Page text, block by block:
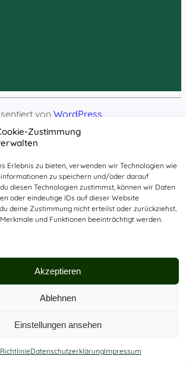
Zustimmung
Erlebnis zu bieten, verwenden wir Technologien wie
zu speichern und/oder darauf
diesen Technologien zustimmst, können wir Daten
oder eindeutige IDs auf dieser Website
deine Zustimmung nicht erteilst oder zurückziehst,
und Funktionen beeinträchtigt werden.
Akzeptieren
Ablehnen
Einstellungen ansehen
DatenschutzerklärungImpressum
von WordPress